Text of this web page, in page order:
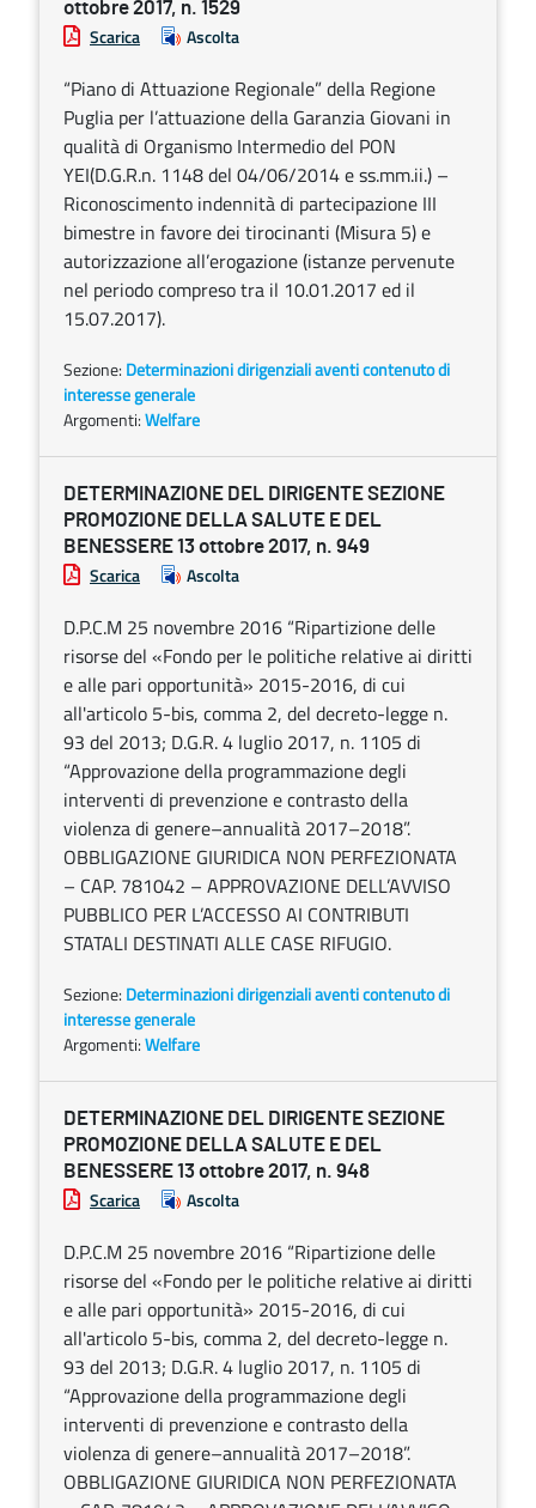
ottobre 2017, n. 1529
Scarica Ascolta
“Piano di Attuazione Regionale” della Regione
Puglia per l’attuazione della Garanzia Giovani in
qualità di Organismo Intermedio del PON
YEI(D.G.R.n. 1148 del 04/06/2014 e ss.mm.ii.) –
Riconoscimento indennità di partecipazione III
bimestre in favore dei tirocinanti (Misura 5) e
autorizzazione all’erogazione (istanze pervenute
nel periodo compreso tra il 10.01.2017 ed il
15.07.2017).
Sezione: Determinazioni dirigenziali aventi contenuto di
interesse generale
Argomenti:Welfare
DETERMINAZIONE DEL DIRIGENTE SEZIONE
PROMOZIONE DELLA SALUTE E DEL
BENESSERE 13 ottobre 2017, n. 949
Scarica Ascolta
D.P.C.M 25 novembre 2016 “Ripartizione delle
risorse del «Fondo per le politiche relative ai diritti
e alle pari opportunità» 2015-2016, di cui
all'articolo 5-bis, comma 2, del decreto-legge n.
93 del 2013; D.G.R. 4 luglio 2017, n. 1105 di
“Approvazione della programmazione degli
interventi di prevenzione e contrasto della
violenza di genere–annualità 2017–2018”.
OBBLIGAZIONE GIURIDICA NON PERFEZIONATA
– CAP. 781042 – APPROVAZIONE DELL’AVVISO
PUBBLICO PER L’ACCESSO AI CONTRIBUTI
STATALI DESTINATI ALLE CASE RIFUGIO.
Sezione: Determinazioni dirigenziali aventi contenuto di
interesse generale
Argomenti:Welfare
DETERMINAZIONE DEL DIRIGENTE SEZIONE
PROMOZIONE DELLA SALUTE E DEL
BENESSERE 13 ottobre 2017, n. 948
Scarica Ascolta
D.P.C.M 25 novembre 2016 “Ripartizione delle
risorse del «Fondo per le politiche relative ai diritti
e alle pari opportunità» 2015-2016, di cui
all'articolo 5-bis, comma 2, del decreto-legge n.
93 del 2013; D.G.R. 4 luglio 2017, n. 1105 di
“Approvazione della programmazione degli
interventi di prevenzione e contrasto della
violenza di genere–annualità 2017–2018”.
OBBLIGAZIONE GIURIDICA NON PERFEZIONATA